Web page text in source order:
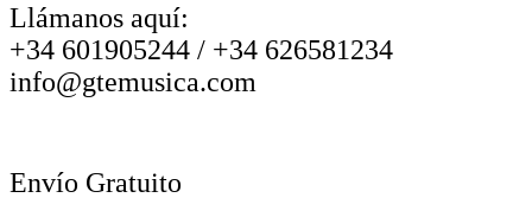
Llámanos aquí:
+34 601905244 / +34 626581234
info@gtemusica.com
Envío Gratuito